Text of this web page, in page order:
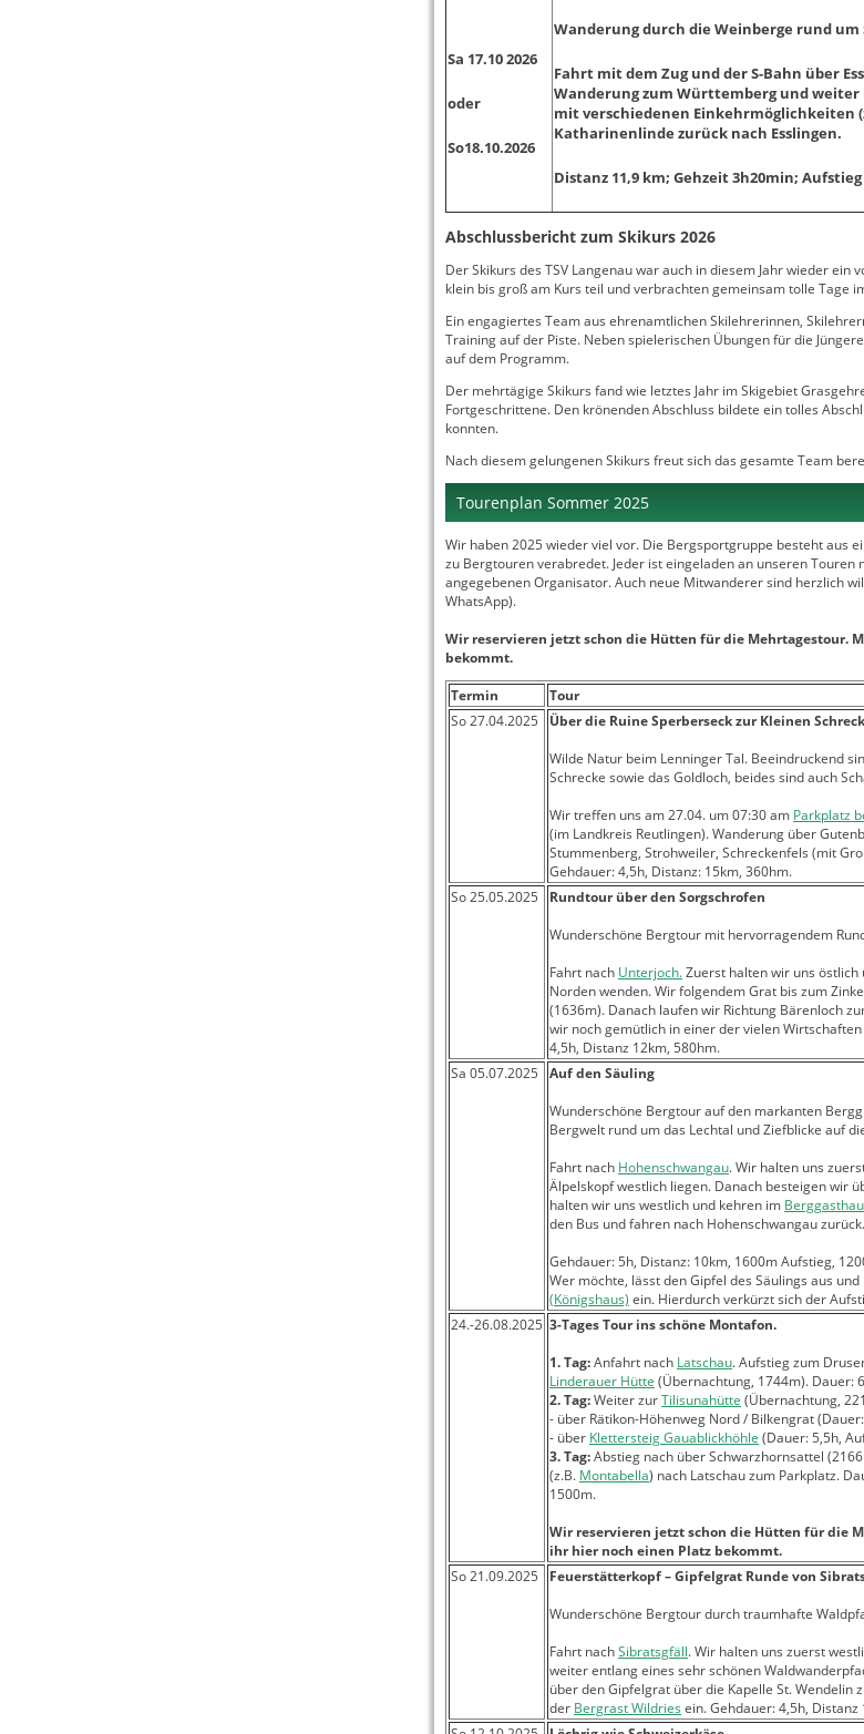
Sa 17.10 2026
oder
So18.10.2026
Wanderung durch die Weinberge rund
Fahrt mit dem Zug und der S-Bahn über
Wanderung zum Württemberg und
mit verschiedenen Einkehrmöglichkeiten
Katharinenlinde zurück nach Esslingen.
Distanz 11,9 km; Gehzeit 3h20min;
Abschlussbericht zum Skikurs 2026
Der Skikurs des TSV Langenau war auch in diesem Jahr wieder
klein bis groß am Kurs teil und verbrachten gemeinsam tolle Tage
Ein engagiertes Team aus ehrenamtlichen Skilehrerinnen,
Training auf der Piste. Neben spielerischen Übungen für die
auf dem Programm.
Der mehrtägige Skikurs fand wie letztes Jahr im Skigebiet
Fortgeschrittene. Den krönenden Abschluss bildete ein tolles
konnten.
Nach diesem gelungenen Skikurs freut sich das gesamte Team
Tourenplan Sommer 2025
Wir haben 2025 wieder viel vor. Die Bergsportgruppe besteht aus
zu Bergtouren verabredet. Jeder ist eingeladen an unseren
angegebenen Organisator. Auch neue Mitwanderer sind herzlich
WhatsApp).
Wir reservieren jetzt schon die Hütten für die Mehrtagestour.
bekommt.
Termin
Tour
So 27.04.2025
Über die Ruine Sperberseck zur Kleinen
Wilde Natur beim Lenninger Tal. Beeindruckend
Schrecke sowie das Goldloch, beides sind auch
Wir treffen uns am 27.04. um 07:30 am Parkplatz
(im Landkreis Reutlingen). Wanderung über
Stummenberg, Strohweiler, Schreckenfels (mit
Gehdauer: 4,5h, Distanz: 15km, 360hm.
So 25.05.2025
Rundtour über den Sorgschrofen
Wunderschöne Bergtour mit hervorragendem
Fahrt nach Unterjoch.Zuerst halten wir uns
Norden wenden. Wir folgendem Grat bis zum
(1636m). Danach laufen wir Richtung Bärenloch
wir noch gemütlich in einer der vielen
4,5h, Distanz 12km, 580hm.
Sa 05.07.2025
Auf den Säuling
Wunderschöne Bergtour auf den markanten
Bergwelt rund um das Lechtal und Ziefblicke auf
Fahrt nach Hohenschwangau. Wir halten uns
Älpelskopf westlich liegen. Danach besteigen wir
halten wir uns westlich und kehren im
den Bus und fahren nach Hohenschwangau zurück.
Gehdauer: 5h, Distanz: 10km, 1600m Aufstieg,
Wer möchte, lässt den Gipfel des Säulings aus
(Königshaus) ein. Hierdurch verkürzt sich der
24.-26.08.2025 3-Tages Tour ins schöne Montafon.
1. Tag:Anfahrt nach Latschau. Aufstieg zum
Linderauer Hütte (Übernachtung, 1744m). Dauer:
2. Tag:Weiter zurTilisunahütte (Übernachtung,
- über Rätikon-Höhenweg Nord / Bilkengrat
- über Klettersteig Gauablickhöhle (Dauer: 5,5h,
3. Tag:Abstieg nach über Schwarzhornsattel
(z.B. Montabella) nach Latschau zum Parkplatz.
1500m.
Wir reservieren jetzt schon die Hütten für die
ihr hier noch einen Platz bekommt.
So 21.09.2025
Feuerstätterkopf – Gipfelgrat Runde von
Wunderschöne Bergtour durch traumhafte
Fahrt nachSibratsgfäll. Wir halten uns zuerst
weiter entlang eines sehr schönen
über den Gipfelgrat über die Kapelle St.
der Bergrast Wildries ein. Gehdauer: 4,5h, Distanz